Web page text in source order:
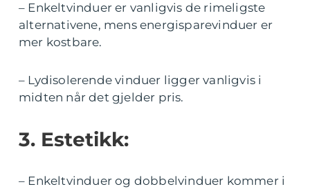
– Enkeltvinduer er vanligvis de rimeligste
alternativene, mens energisparevinduer er
mer kostbare.
– Lydisolerende vinduer ligger vanligvis i
midten når det gjelder pris.
3. Estetikk:
– Enkeltvinduer og dobbelvinduer kommer i